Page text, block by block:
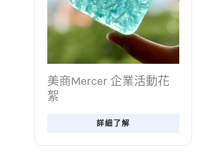
企業活動紀錄｜科技人也
皂黏土